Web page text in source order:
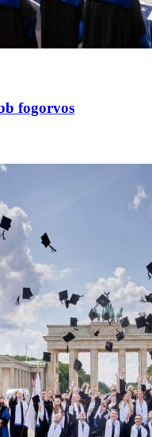
fogorvos